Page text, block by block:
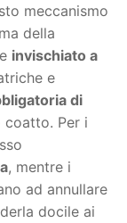
meccanismo
della
invischiato a
e
di
coatto. Per i
, mentre i
ad annullare
docile ai